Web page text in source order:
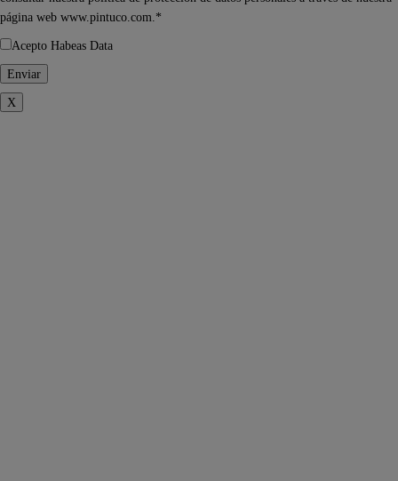
página web www.pintuco.com.*
Acepto Habeas Data
X